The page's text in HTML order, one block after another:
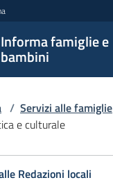
Informa famiglie e
bambini
/ Servizi alle famiglie
e culturale
Redazioni locali